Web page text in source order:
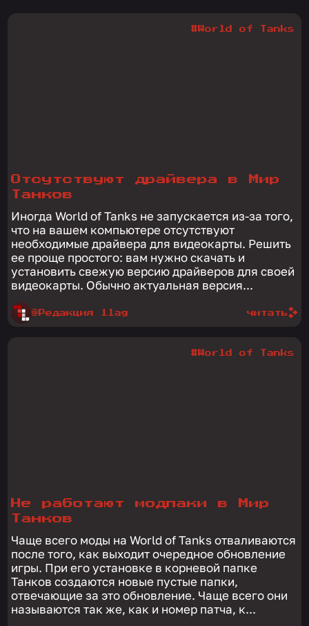
Отсутствуют драйвера в Мир
Танков
Иногда World of Tanks не запускается из-за того,
что на вашем компьютере отсутствуют
необходимые драйвера для видеокарты. Решить
ее проще простого: вам нужно скачать и
установить свежую версию драйверов для своей
видеокарты. Обычно актуальная версия...
@Редакция 1lag
#World of Tanks
читать
Не работают модпаки в Мир
Танков
Чаще всего моды на World of Tanks отваливаются
после того, как выходит очередное обновление
игры. При его установке в корневой папке
Танков создаются новые пустые папки,
отвечающие за это обновление. Чаще всего они
называются так же, как и номер патча, к...
#World of Tanks